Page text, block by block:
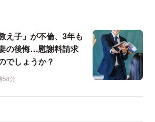
え子」が不倫、3年も
の後悔…慰謝料請求
でしょうか？
58分